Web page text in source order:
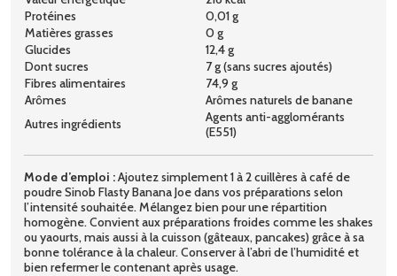
Protéines
0,01 g
Matières grasses
0 g
Glucides
12,4 g
Dont sucres
7 g (sans sucres ajoutés)
Fibres alimentaires
74,9 g
Arômes
Arômes naturels de banane
Autres ingrédients
Agents anti-agglomérants
(E551)
Mode d’emploi :Ajoutez simplement 1 à 2 cuillères à café de
poudre Sinob Flasty Banana Joe dans vos préparations selon
l’intensité souhaitée. Mélangez bien pour une répartition
homogène. Convient aux préparations froides comme les shakes
ou yaourts, mais aussi à la cuisson (gâteaux, pancakes) grâce à sa
bonne tolérance à la chaleur. Conserver à l’abri de l’humidité et
bien refermer le contenant après usage.